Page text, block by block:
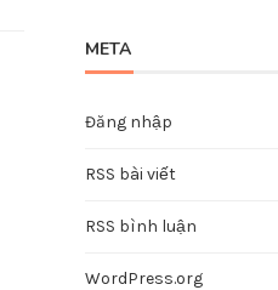
META
Đăng nhập
RSS bài viết
RSS bình luận
WordPress.org